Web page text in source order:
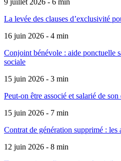
La levée des clauses d’exclusivité
16 juin 2026 - 4 min
Conjoint bénévole : aide ponctuelle
sociale
15 juin 2026 - 3 min
Peut-on être associé et salarié de
15 juin 2026 - 7 min
Contrat de génération supprimé : les
12 juin 2026 - 8 min